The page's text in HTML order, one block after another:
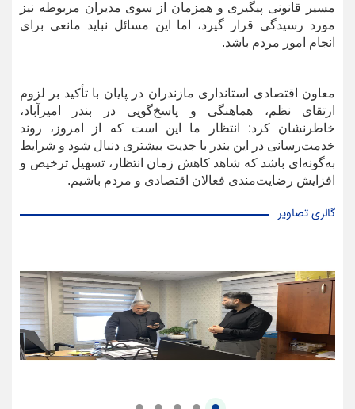
مسیر قانونی پیگیری و همزمان از سوی مدیران مربوطه نیز
مورد رسیدگی قرار گیرد، اما این مسائل نباید مانعی برای
انجام امور مردم باشد.
معاون اقتصادی استانداری مازندران در پایان با تأکید بر لزوم
ارتقای نظم، هماهنگی و پاسخ‌گویی در بندر امیرآباد،
خاطرنشان کرد: انتظار ما این است که از امروز، روند
خدمت‌رسانی در این بندر با جدیت بیشتری دنبال شود و شرایط
به‌گونه‌ای باشد که شاهد کاهش زمان انتظار، تسهیل ترخیص و
افزایش رضایت‌مندی فعالان اقتصادی و مردم باشیم.
گالری تصاویر